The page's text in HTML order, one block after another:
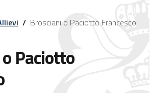
/ Brosciani o Paciotto Francesco
Paciotto